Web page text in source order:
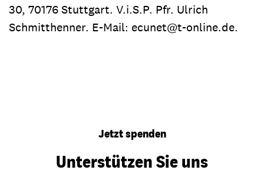
30, 70176 Stuttgart. V.i.S.P. Pfr. Ulrich
Schmitthenner. E-Mail: ecunet@t-online.de.
Jetzt spenden
Unterstützen Sie uns